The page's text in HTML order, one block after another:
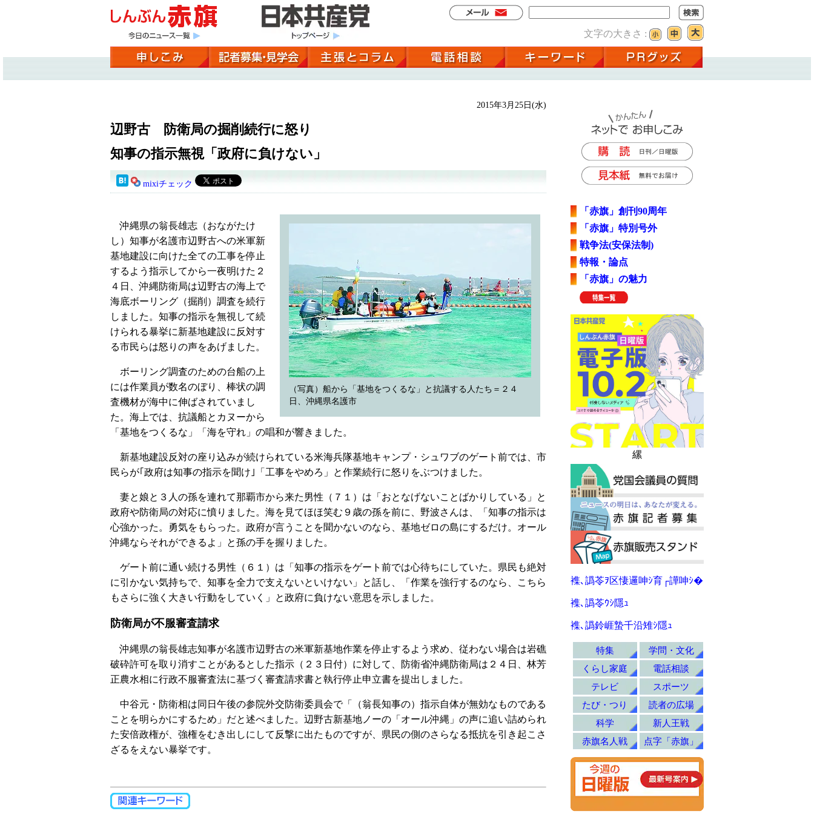
文字の大きさ :
2015年3月25日(水)
辺野古 防衛局の掘削続行に怒り
知事の指示無視「政府に負けない」
mixiチェック
（写真）船から「基地をつくるな」と抗議する人たち＝２４
日、沖縄県名護市
沖縄県の翁長雄志（おながたけ
し）知事が名護市辺野古への米軍新
基地建設に向けた全ての工事を停止
するよう指示してから一夜明けた２
４日、沖縄防衛局は辺野古の海上で
海底ボーリング（掘削）調査を続行
しました。知事の指示を無視して続
けられる暴挙に新基地建設に反対す
る市民らは怒りの声をあげました。
ボーリング調査のための台船の上
には作業員が数名のぼり、棒状の調
査機材が海中に伸ばされていまし
た。海上では、抗議船とカヌーから
「基地をつくるな」「海を守れ」の唱和が響きました。
新基地建設反対の座り込みが続けられている米海兵隊基地キャンプ・シュワブのゲート前では、市
民らが｢政府は知事の指示を聞け｣「工事をやめろ」と作業続行に怒りをぶつけました。
妻と娘と３人の孫を連れて那覇市から来た男性（７１）は「おとなげないことばかりしている」と
政府や防衛局の対応に憤りました。海を見てほほ笑む９歳の孫を前に、野波さんは、「知事の指示は
心強かった。勇気をもらった。政府が言うことを聞かないのなら、基地ゼロの島にするだけ。オール
沖縄ならそれができるよ」と孫の手を握りました。
ゲート前に通い続ける男性（６１）は「知事の指示をゲート前では心待ちにしていた。県民も絶対
に引かない気持ちで、知事を全力で支えないといけない」と話し、「作業を強行するのなら、こちら
もさらに強く大きい行動をしていく」と政府に負けない意思を示しました。
防衛局が不服審査請求
沖縄県の翁長雄志知事が名護市辺野古の米軍新基地作業を停止するよう求め、従わない場合は岩礁
破砕許可を取り消すことがあるとした指示（２３日付）に対して、防衛省沖縄防衛局は２４日、林芳
正農水相に行政不服審査法に基づく審査請求書と執行停止申立書を提出しました。
中谷元・防衛相は同日午後の参院外交防衛委員会で「（翁長知事の）指示自体が無効なものである
ことを明らかにするため」だと述べました。辺野古新基地ノーの「オール沖縄」の声に追い詰められ
た安倍政権が、強権をむき出しにして反撃に出たものですが、県民の側のさらなる抵抗を引き起こさ
ざるをえない暴挙です。
「赤旗」創刊90周年
「赤旗」特別号外
戦争法(安保法制)
特報・論点
「赤旗」の魅力
縲
襍､譌苓ｦ区悽邏呻ｼ育┌譁呻ｼ�
襍､譌苓ｳｼ隱ｭ
襍､譌鈴崕蟄千沿雉ｼ隱ｭ
特集
学問・文化
くらし家庭
電話相談
テレビ
スポーツ
たび・つり
読者の広場
科学
新人王戦
赤旗名人戦
点字「赤旗」